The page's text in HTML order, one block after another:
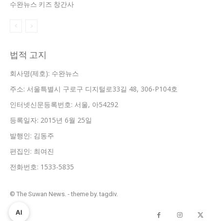
수완뉴스 키즈 창간사
법적 고지
회사명(제호): 수완뉴스
주소: 서울특별시 구로구 디지털로33길 48, 306-P104호
인터넷신문등록번호: 서울, 아54292
등록일자: 2015년 6월 25일
발행인: 김동주
편집인: 최여진
전화번호: 1533-5835
© The Suwan News. - theme by. tagdiv.
AI